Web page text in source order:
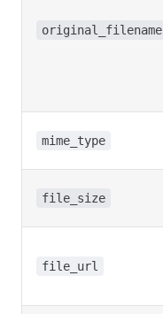
original_filename
mime_type
file_size
file_url